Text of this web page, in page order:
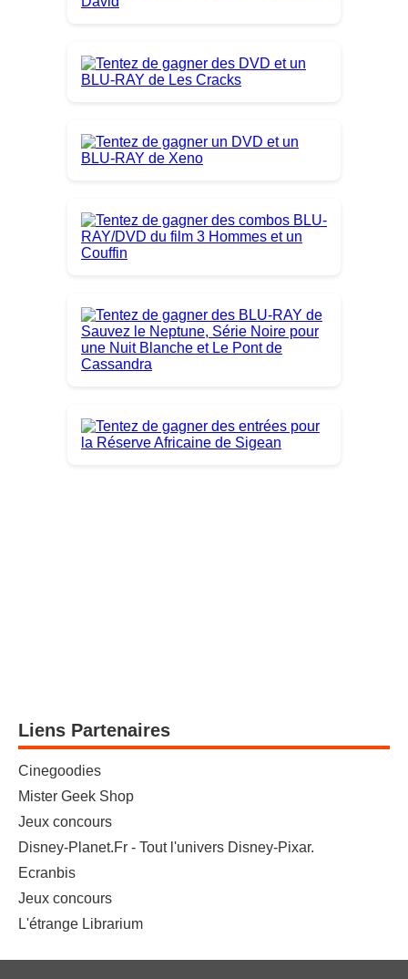
Liens Partenaires
Cinegoodies
Mister Geek Shop
Jeux concours
Disney-Planet.Fr - Tout l'univers Disney-Pixar.
Ecranbis
Jeux concours
L'étrange Librarium